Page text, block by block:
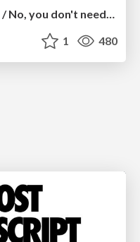
為什麼你並不需要ViewModel / No, you don't need a ViewModel
1 480